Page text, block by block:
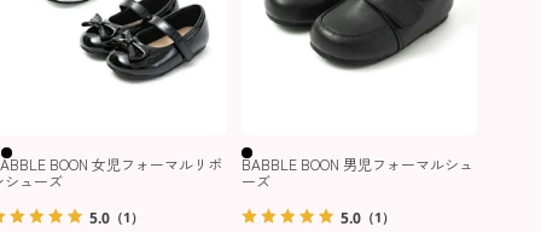
BOON 女児フォーマルリボ
シューズ
5.0 （1）
BABBLE BOON 男児フォーマルシュ
ーズ
5.0（1）